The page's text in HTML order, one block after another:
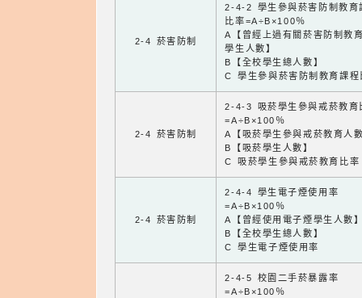
2-4 菸害防制
2-4-2 學生參與菸害防制教育
比率=A÷B×100％
A【曾經上過有關菸害防制教
學生人數】
B【全校學生總人數】
C 學生參與菸害防制教育課程
2-4 菸害防制
2-4-3 吸菸學生參與戒菸教育
=A÷B×100％
A【吸菸學生參與戒菸教育人
B【吸菸學生人數】
C 吸菸學生參與戒菸教育比率
2-4 菸害防制
2-4-4 學生電子煙使用率
=A÷B×100％
A【曾經使用電子煙學生人數
B【全校學生總人數】
C 學生電子煙使用率
2-4-5 校園二手菸暴露率
=A÷B×100％